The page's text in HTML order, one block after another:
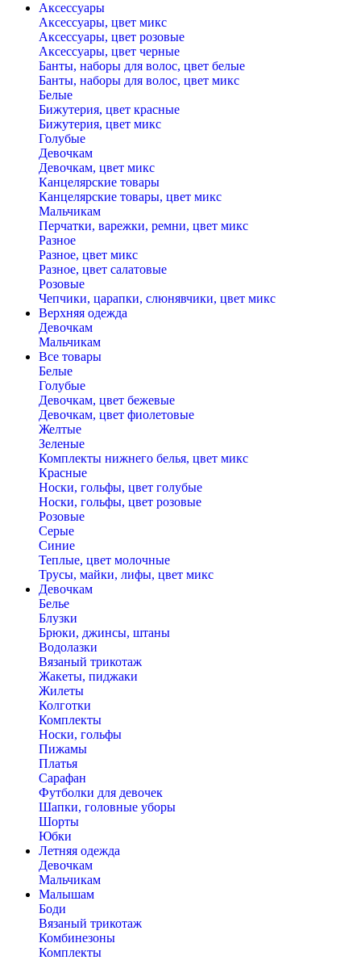
Аксессуары
Аксессуары, цвет микс
Аксессуары, цвет розовые
Аксессуары, цвет черные
Банты, наборы для волос, цвет белые
Банты, наборы для волос, цвет микс
Белые
Бижутерия, цвет красные
Бижутерия, цвет микс
Голубые
Девочкам
Девочкам, цвет микс
Канцелярские товары
Канцелярские товары, цвет микс
Мальчикам
Перчатки, варежки, ремни, цвет микс
Разное
Разное, цвет микс
Разное, цвет салатовые
Розовые
Чепчики, царапки, слюнявчики, цвет микс
Верхняя одежда
Девочкам
Мальчикам
Все товары
Белые
Голубые
Девочкам, цвет бежевые
Девочкам, цвет фиолетовые
Желтые
Зеленые
Комплекты нижнего белья, цвет микс
Красные
Носки, гольфы, цвет голубые
Носки, гольфы, цвет розовые
Розовые
Серые
Синие
Теплые, цвет молочные
Трусы, майки, лифы, цвет микс
Девочкам
Белье
Блузки
Брюки, джинсы, штаны
Водолазки
Вязаный трикотаж
Жакеты, пиджаки
Жилеты
Колготки
Комплекты
Носки, гольфы
Пижамы
Платья
Сарафан
Футболки для девочек
Шапки, головные уборы
Шорты
Юбки
Летняя одежда
Девочкам
Мальчикам
Малышам
Боди
Вязаный трикотаж
Комбинезоны
Комплекты